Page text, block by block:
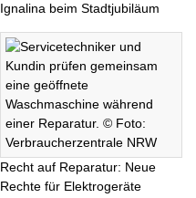
Ignalina beim Stadtjubiläum
Recht auf Reparatur: Neue
Rechte für Elektrogeräte